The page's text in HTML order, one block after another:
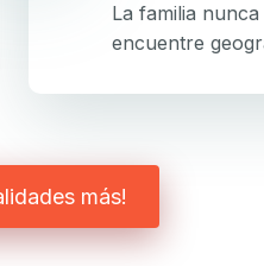
La familia
encuentre
más!